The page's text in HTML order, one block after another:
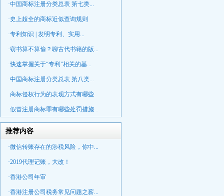
·中国商标注册分类总表 第七类...
·史上超全的商标近似查询规则
·专利知识 | 发明专利、实用...
·窃书算不算偷？聊古代书籍的版...
·快速掌握关于“专利”相关的基...
·中国商标注册分类总表 第八类...
·商标侵权行为的表现方式有哪些...
·假冒注册商标罪有哪些处罚措施...
推荐内容
·微信转账存在的涉税风险，你中...
·2019代理记账，大改！
·香港公司年审
·香港注册公司税务常见问题之薪...